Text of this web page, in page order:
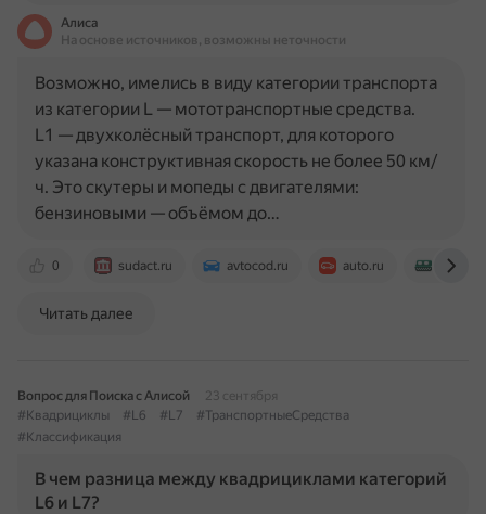
Алиса
На основе источников, возможны неточности
0 sudact.ru avtocod.ru auto.ru
Возможно, имелись в виду категории транспорта
из категории L — мототранспортные средства.
L1 — двухколёсный транспорт, для которого
указана конструктивная скорость не более 50 км/
ч. Это скутеры и мопеды с двигателями:
бензиновыми — объёмом до…
Читать далее
Вопрос для Поиска с Алисой
23 сентября
#Квадрициклы
#L6 #L7
#ТранспортныеСредства
#Классификация
В чем разница между квадрициклами категорий
L6 и L7?